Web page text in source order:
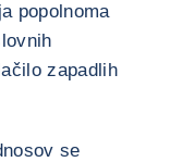
popolnoma
zapadlih
se